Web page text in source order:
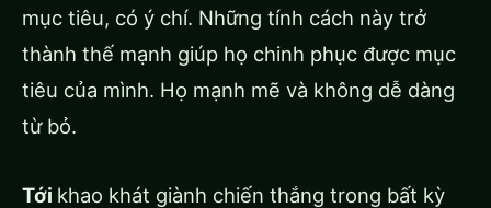
mục tiêu, có ý chí. Những tính cách này trở
thành thế mạnh giúp họ chinh phục được mục
tiêu của mình. Họ mạnh mẽ và không dễ dàng
từ bỏ.
Tới khao khát giành chiến thắng trong bất kỳ